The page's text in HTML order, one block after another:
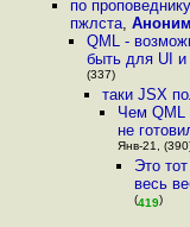
по
пжлста,Аноним
QML -
быть для UI и
(337)
таки JSX
Чем QML
не
Янв-21,
Это
весь
(419)